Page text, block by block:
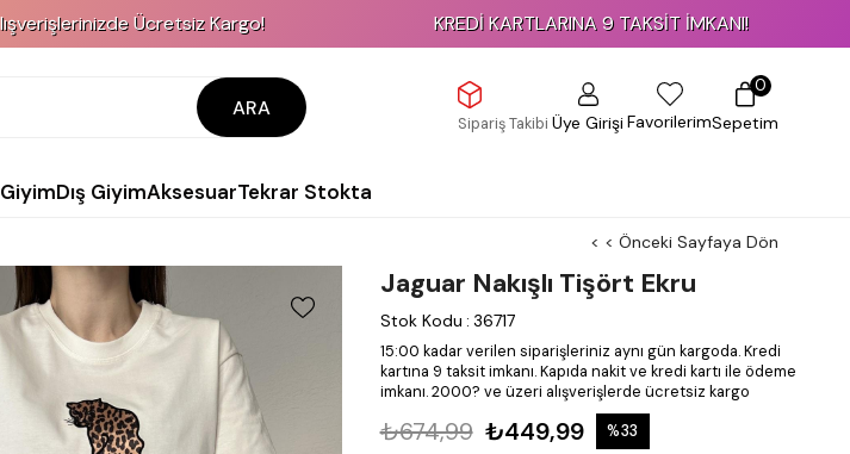
Ücretsiz Kargo! KREDİ KARTLARINA 9 TAKSİT İMKANI!
ARA
Sipariş Takibi Üye GirişiFavorilerimSepetim
0
Dış GiyimAksesuarTekrar Stokta
< < Önceki Sayfaya Dön
Jaguar Nakışlı Tişört Ekru
Stok Kodu : 36717
15:00 kadar verilen siparişleriniz aynı gün kargoda. Kredi
kartına 9 taksit imkanı. Kapıda nakit ve kredi kartı ile ödeme
imkanı. 2000? ve üzeri alışverişlerde ücretsiz kargo
₺674,99 ₺449,99 %33